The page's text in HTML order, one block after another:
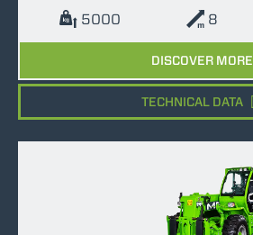
5000 8
DISCOVER MORE
TECHNICAL DATA